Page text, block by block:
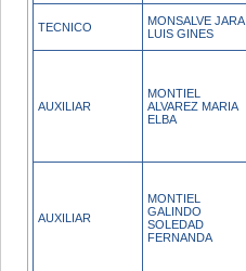
TECNICO
MONSALVE JARA
LUIS GINES
AUXILIAR
MONTIEL
ALVAREZ MARIA
ELBA
AUXILIAR
MONTIEL
GALINDO
SOLEDAD
FERNANDA